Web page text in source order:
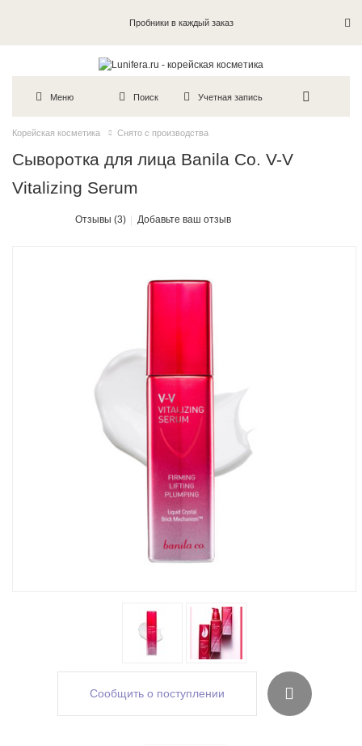
Пробники в каждый заказ
Меню Поиск Учетная запись
Корейская косметика Снято с производства
Сыворотка для лица Banila Co. V-V
Vitalizing Serum
Отзывы (3) Добавьте ваш отзыв
Сообщить о поступлении